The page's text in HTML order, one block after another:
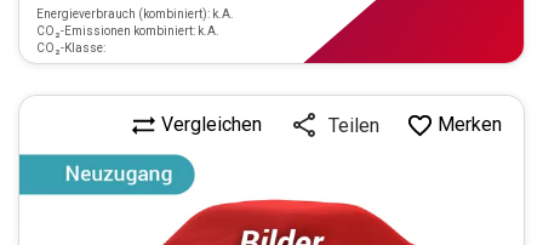
Energieverbrauch (kombiniert): k.A.
CO₂-Emissionen kombiniert: k.A.
CO₂-Klasse:
Vergleichen Teilen Merken